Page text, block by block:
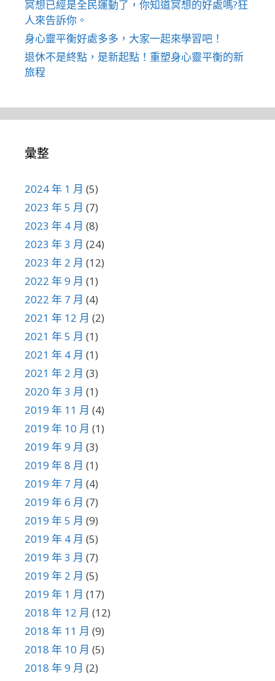
冥想已經是全民運動了，你知道冥想的好處嗎?狂
人來告訴你。
身心靈平衡好處多多，大家一起來學習吧！
退休不是終點，是新起點！重塑身心靈平衡的新
旅程
彙整
2024 年 1 月 (5)
2023 年 5 月 (7)
2023 年 4 月 (8)
2023 年 3 月 (24)
2023 年 2 月 (12)
2022 年 9 月 (1)
2022 年 7 月 (4)
2021 年 12 月 (2)
2021 年 5 月 (1)
2021 年 4 月 (1)
2021 年 2 月 (3)
2020 年 3 月 (1)
2019 年 11 月 (4)
2019 年 10 月 (1)
2019 年 9 月 (3)
2019 年 8 月 (1)
2019 年 7 月 (4)
2019 年 6 月 (7)
2019 年 5 月 (9)
2019 年 4 月 (5)
2019 年 3 月 (7)
2019 年 2 月 (5)
2019 年 1 月 (17)
2018 年 12 月 (12)
2018 年 11 月 (9)
2018 年 10 月 (5)
2018 年 9 月 (2)